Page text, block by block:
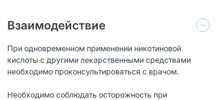
Взаимодействие
При одновременном применении никотиновой
кислоты с другими лекарственными средствами
необходимо проконсультироваться с врачом.
Необходимо соблюдать осторожность при